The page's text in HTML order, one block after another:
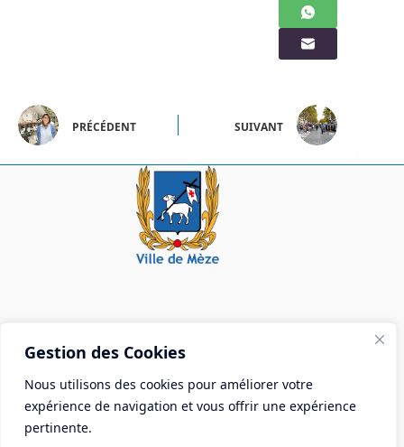
Gestion des Cookies
Nous utilisons des cookies pour améliorer votre
expérience de navigation et vous offrir une expérience
pertinente.
PRÉCÉDENT SUIVANT
Mairie de Mèze
Place Aristide Briand - BP 28 34140 Mèze
Tél :04 67 18 30 30
Mail :